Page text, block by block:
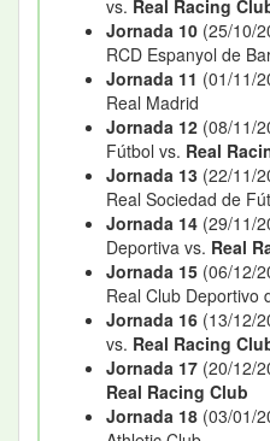
vs. Real Racing
Jornada 10 (25/10/
RCD Espanyol de
Jornada 11 (01/11/
Real Madrid
Jornada 12 (08/11/
Fútbol vs. Real
Jornada 13 (22/11/
Real Sociedad de
Jornada 14 (29/11/
Deportiva vs. Real
Jornada 15 (06/12/
Real Club Deportivo
Jornada 16 (13/12/
vs. Real Racing
Jornada 17 (20/12/
Real Racing Club
Jornada 18 (03/01/